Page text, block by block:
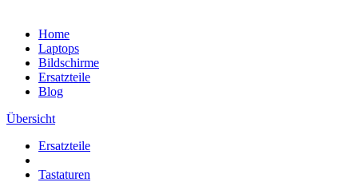
Home
Laptops
Bildschirme
Ersatzteile
Blog
Übersicht
Ersatzteile
Tastaturen